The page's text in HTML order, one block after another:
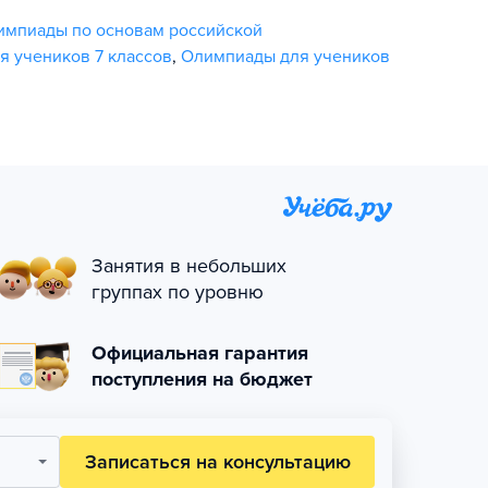
по основам российской
учеников 7 классов, Олимпиады для учеников
Занятия в небольших
группах по уровню
Официальная гарантия
поступления на бюджет
Записаться на консультацию